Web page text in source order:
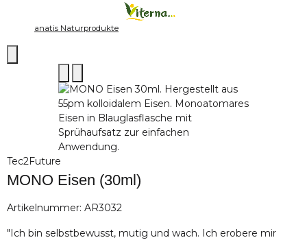
anatis Naturprodukte
Tec2Future
MONO Eisen (30ml)
Artikelnummer: AR3032
"Ich bin selbstbewusst, mutig und wach. Ich erobere mir